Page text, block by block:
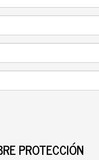
PROTECCIÓN